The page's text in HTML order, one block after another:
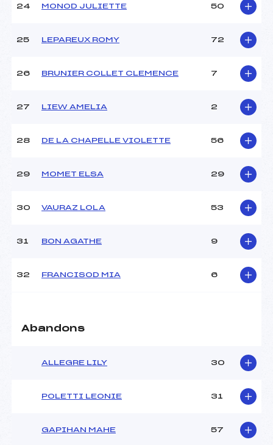
24 MONOD JULIETTE 50
25 LEPAREUX ROMY 72
26 BRUNIER COLLET CLEMENCE 7
27 LIEW AMELIA 2
28 DE LA CHAPELLE VIOLETTE 56
29 MOMET ELSA 29
30 VAURAZ LOLA 53
31 BON AGATHE 9
32 FRANCISOD MIA 6
Abandons
ALLEGRE LILY 30
POLETTI LEONIE 31
GAPIHAN MAHE 57